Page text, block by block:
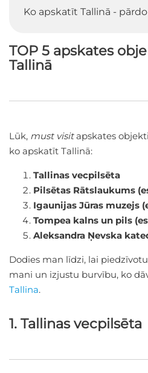
Ko apskatīt Tallinā -
TOP 5 apskates
Tallinā
Lūk, must visitapskates
ko apskatīt Tallinā:
Tallinas vecpilsēta
Pilsētas Rātslaukums
Igaunijas Jūras muzejs
Tompea kalns un pils
Aleksandra Ņevska
Dodies man līdzi, lai
mani un izjustu burvību, ko
Tallina.
1. Tallinas vecpilsēta